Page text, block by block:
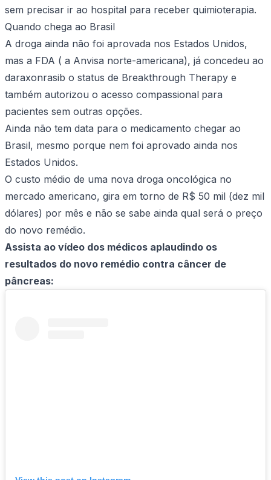
sem precisar ir ao hospital para receber quimioterapia.
Quando chega ao Brasil
A droga ainda não foi aprovada nos Estados Unidos,
mas a FDA ( a Anvisa norte-americana), já concedeu ao
daraxonrasib o status de Breakthrough Therapy e
também autorizou o acesso compassional para
pacientes sem outras opções.
Ainda não tem data para o medicamento chegar ao
Brasil, mesmo porque nem foi aprovado ainda nos
Estados Unidos.
O custo médio de uma nova droga oncológica no
mercado americano, gira em torno de R$ 50 mil (dez mil
dólares) por mês e não se sabe ainda qual será o preço
do novo remédio.
Assista ao vídeo dos médicos aplaudindo os
resultados do novo remédio contra câncer de
pâncreas: